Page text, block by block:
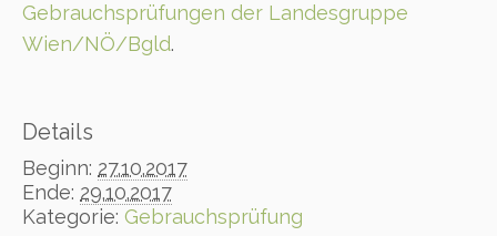
Gebrauchsprüfungen der Landesgruppe
Wien/NÖ/Bgld.
Details
Beginn: 27.10.2017
Ende: 29.10.2017
Kategorie: Gebrauchsprüfung